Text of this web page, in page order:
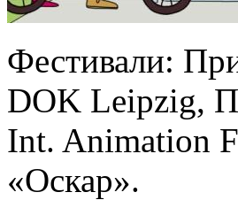
Фестивали:
DOK Leipzig,
Int. Animation
«Оскар».